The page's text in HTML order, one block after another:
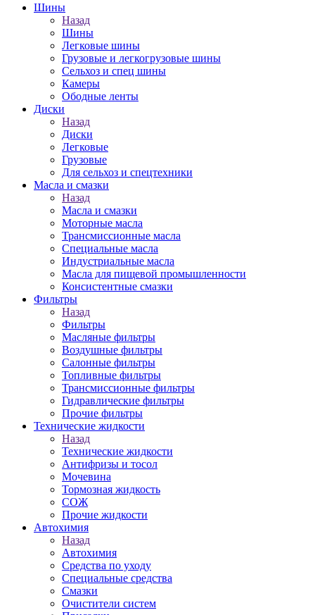
Шины
Назад
Шины
Легковые шины
Грузовые и легкогрузовые шины
Сельхоз и спец шины
Камеры
Ободные ленты
Диски
Назад
Диски
Легковые
Грузовые
Для сельхоз и спецтехники
Масла и смазки
Назад
Масла и смазки
Моторные масла
Трансмиссионные масла
Специальные масла
Индустриальные масла
Масла для пищевой промышленности
Консистентные смазки
Фильтры
Назад
Фильтры
Масляные фильтры
Воздушные фильтры
Салонные фильтры
Топливные фильтры
Трансмиссионные фильтры
Гидравлические фильтры
Прочие фильтры
Технические жидкости
Назад
Технические жидкости
Антифризы и тосол
Мочевина
Тормозная жидкость
СОЖ
Прочие жидкости
Автохимия
Назад
Автохимия
Средства по уходу
Специальные средства
Смазки
Очистители систем